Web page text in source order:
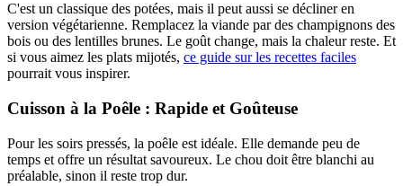
C'est un classique des potées, mais il peut aussi se décliner en
version végétarienne. Remplacez la viande par des champignons des
bois ou des lentilles brunes. Le goût change, mais la chaleur reste. Et
si vous aimez les plats mijotés, ce guide sur les recettes faciles
pourrait vous inspirer.
Cuisson à la Poêle : Rapide et Goûteuse
Pour les soirs pressés, la poêle est idéale. Elle demande peu de
temps et offre un résultat savoureux. Le chou doit être blanchi au
préalable, sinon il reste trop dur.